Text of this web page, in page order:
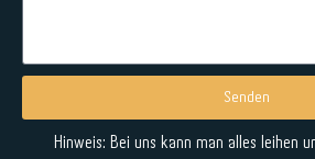
Senden
Alternative:
Hinweis: Bei uns kann man alles leihen